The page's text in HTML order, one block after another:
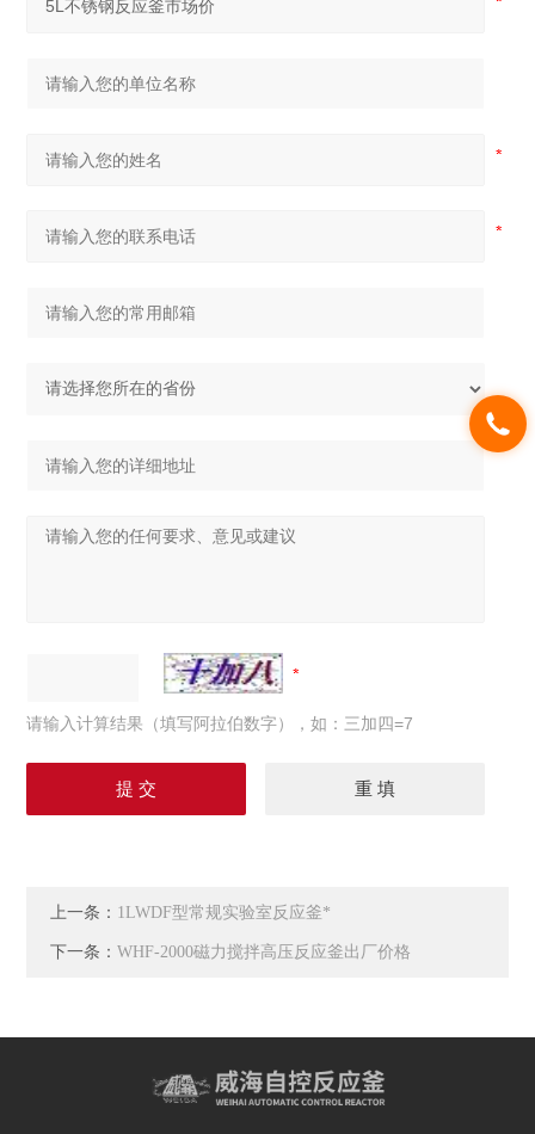
请输入计算结果（填写阿拉伯数字），如：三加四=7
上一条： 1LWDF型常规实验室反应釜*
下一条：WHF-2000磁力搅拌高压反应釜出厂价格